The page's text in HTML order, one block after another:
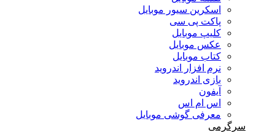
اسکرین سیور موبایل
پاکت پی سی
کلیپ موبایل
عکس موبایل
کتاب موبایل
نرم افزار اندروید
بازی اندروید
آیفون
اس ام اس
معرفی گوشی موبایل
سرگرمی